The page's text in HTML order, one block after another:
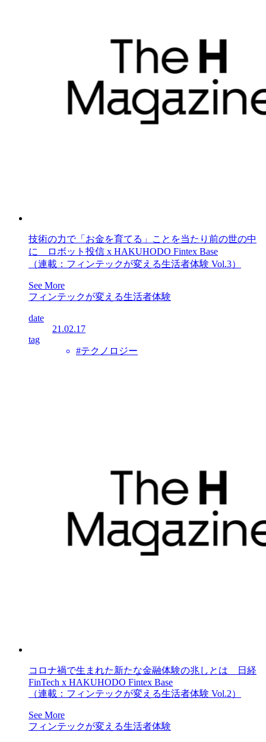
技術の力で「お金を育てる」ことを当たり前の世の中
に ロボット投信 x HAKUHODO Fintex Base
（連載：フィンテックが変える生活者体験 Vol.3）
See More
フィンテックが変える生活者体験
date
21.02.17
tag
#テクノロジー
コロナ禍で生まれた新たな金融体験の兆しとは 日経
FinTech x HAKUHODO Fintex Base
（連載：フィンテックが変える生活者体験 Vol.2）
See More
フィンテックが変える生活者体験